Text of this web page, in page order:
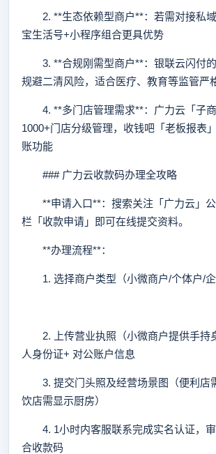
2. **生态依赖型商户**：若需对接私域
宝生活号+小程序组合更具优势
3. **合规刚需型商户**：银联云闪付的
规避二清风险，适合医疗、教育等监管严
4. **多门店管理需求**：广力云「子
1000+门店分级管理，收钱吧「老板报表
账功能
### 广力云收款码办理全攻略
**申请入口**：搜索关注「广力云」公
栏「收款申请」即可在线提交资料。
**办理流程**：
1. 选择商户类型（小微商户/个体户/企
2. 上传营业执照（小微商户提供手持
人身份证+ 对公账户信息
3. 提交门头照及经营场景图（便利店
饮店需显示厨房）
4. 1小时内客服联系完成实名认证，审
合收款码